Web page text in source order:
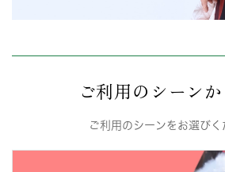
ご利用のシーン
ご利用のシーンをお選びく